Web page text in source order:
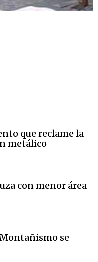
que reclame la
metálico
con menor área
se